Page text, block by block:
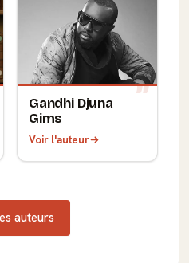
Gandhi Djuna
Gims
Voir l'auteur
auteurs